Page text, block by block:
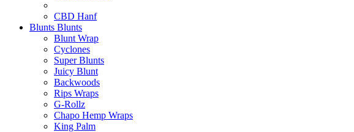
CBD Hanf
Blunts Blunts
Blunt Wrap
Cyclones
Super Blunts
Juicy Blunt
Backwoods
Rips Wraps
G-Rollz
Chapo Hemp Wraps
King Palm